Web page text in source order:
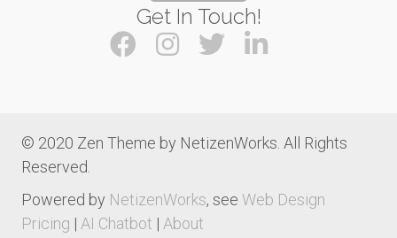
Get In Touch!
© 2020 Zen Theme by NetizenWorks. All Rights
Reserved.
Powered by NetizenWorks, see Web Design
Pricing | AI Chatbot | About